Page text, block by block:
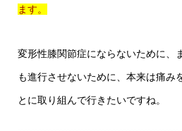
ます。
変形性膝関節症にならないために、
も進行させないために、本来は痛み
とに取り組んで行きたいですね。